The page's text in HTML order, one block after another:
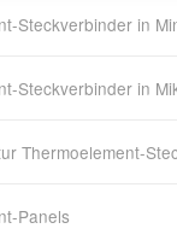
Steckverbinder in
Steckverbinder in
Thermoelement-
Panels